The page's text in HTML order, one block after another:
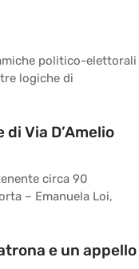
politico-elettorali
logiche di
Via D’Amelio
circa 90
– Emanuela Loi,
e un appello